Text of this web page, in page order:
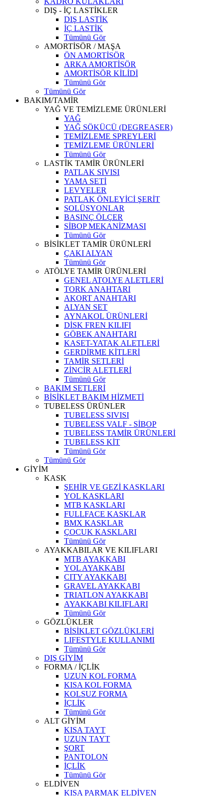
DIŞ - İÇ LASTİKLER
DIŞ LASTİK
İÇ LASTİK
Tümünü Gör
AMORTİSÖR / MAŞA
ÖN AMORTİSÖR
ARKA AMORTİSÖR
AMORTİSÖR KİLİDİ
Tümünü Gör
Tümünü Gör
BAKIM/TAMİR
YAĞ VE TEMİZLEME ÜRÜNLERİ
YAĞ
YAĞ SÖKÜCÜ (DEGREASER)
TEMİZLEME SPREYLERİ
TEMİZLEME ÜRÜNLERİ
Tümünü Gör
LASTİK TAMİR ÜRÜNLERİ
PATLAK SIVISI
YAMA SETİ
LEVYELER
PATLAK ÖNLEYİCİ ŞERİT
SOLÜSYONLAR
BASINÇ ÖLÇER
SİBOP MEKANİZMASI
Tümünü Gör
BİSİKLET TAMİR ÜRÜNLERİ
ÇAKI ALYAN
Tümünü Gör
ATÖLYE TAMİR ÜRÜNLERİ
GENEL ATOLYE ALETLERİ
TORK ANAHTARI
AKORT ANAHTARI
ALYAN SET
AYNAKOL ÜRÜNLERİ
DİSK FREN KILIFI
GÖBEK ANAHTARI
KASET-YATAK ALETLERİ
GERDİRME KİTLERİ
TAMİR SETLERİ
ZİNCİR ALETLERİ
Tümünü Gör
BAKIM SETLERİ
BİSİKLET BAKIM HİZMETİ
TUBELESS ÜRÜNLER
TUBELESS SIVISI
TUBELESS VALF - SİBOP
TUBELESS TAMİR ÜRÜNLERİ
TUBELESS KİT
Tümünü Gör
Tümünü Gör
GİYİM
KASK
ŞEHİR VE GEZİ KASKLARI
YOL KASKLARI
MTB KASKLARI
FULLFACE KASKLAR
BMX KASKLAR
ÇOCUK KASKLARI
Tümünü Gör
AYAKKABILAR VE KILIFLARI
MTB AYAKKABI
YOL AYAKKABI
CITY AYAKKABI
GRAVEL AYAKKABI
TRIATLON AYAKKABI
AYAKKABI KILIFLARI
Tümünü Gör
GÖZLÜKLER
BİSİKLET GÖZLÜKLERİ
LIFESTYLE KULLANIMI
Tümünü Gör
DIŞ GİYİM
FORMA / İÇLİK
UZUN KOL FORMA
KISA KOL FORMA
KOLSUZ FORMA
İÇLİK
Tümünü Gör
ALT GİYİM
KISA TAYT
UZUN TAYT
ŞORT
PANTOLON
İÇLİK
Tümünü Gör
ELDİVEN
KISA PARMAK ELDİVEN